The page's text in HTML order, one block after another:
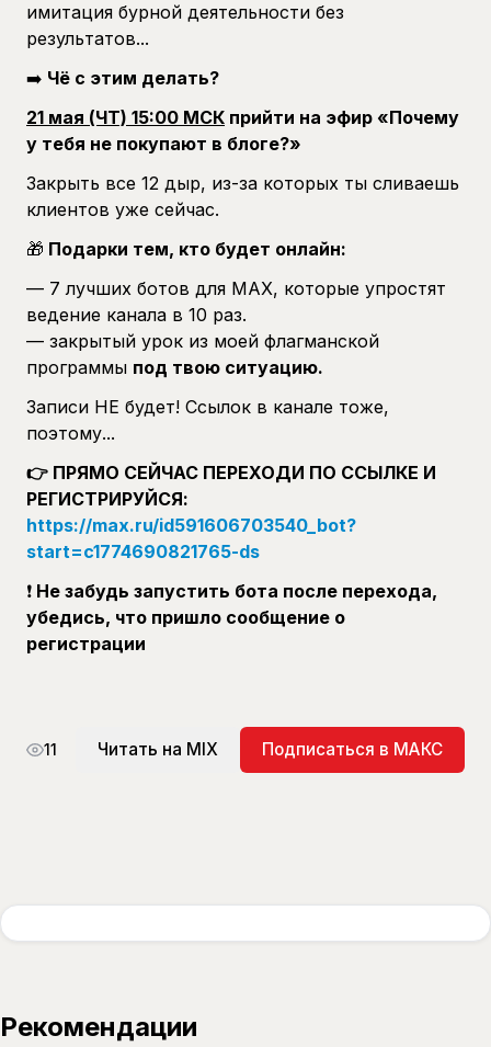
имитация бурной деятельности без
результатов...
➡️ Чё с этим делать?
21 мая (ЧТ) 15:00 МСК прийти на эфир «Почему
у тебя не покупают в блоге?»
Закрыть все 12 дыр, из-за которых ты сливаешь
клиентов уже сейчас.
🎁 Подарки тем, кто будет онлайн:
— 7 лучших ботов для MAX, которые упростят
ведение канала в 10 раз.
— закрытый урок из моей флагманской
программы под твою ситуацию.
Записи НЕ будет! Ссылок в канале тоже,
поэтому...
👉 ПРЯМО СЕЙЧАС ПЕРЕХОДИ ПО ССЫЛКЕ И
РЕГИСТРИРУЙСЯ:
https://max.ru/id591606703540_bot?
start=c1774690821765-ds
❗️ Не забудь запустить бота после перехода,
убедись, что пришло сообщение о
регистрации
11 Читать на MIX Подписаться в МАКС
Рекомендации